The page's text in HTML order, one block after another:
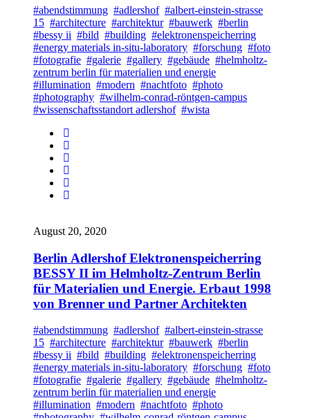
#abendstimmung #adlershof #albert-einstein-strasse
15 #architecture #architektur #bauwerk #berlin
#bessy ii #bild #building #elektronenspeicherring
#energy materials in-situ-laboratory #forschung #foto
#fotografie #galerie #gallery #gebäude #helmholtz-
zentrum berlin für materialien und energie
#illumination #modern #nachtfoto #photo
#photography #wilhelm-conrad-röntgen-campus
#wissenschaftsstandort adlershof #wista
August 20, 2020
Berlin Adlershof Elektronenspeicherring
BESSY II im Helmholtz-Zentrum Berlin
für Materialien und Energie. Erbaut 1998
von Brenner und Partner Architekten
#abendstimmung #adlershof #albert-einstein-strasse
15 #architecture #architektur #bauwerk #berlin
#bessy ii #bild #building #elektronenspeicherring
#energy materials in-situ-laboratory #forschung #foto
#fotografie #galerie #gallery #gebäude #helmholtz-
zentrum berlin für materialien und energie
#illumination #modern #nachtfoto #photo